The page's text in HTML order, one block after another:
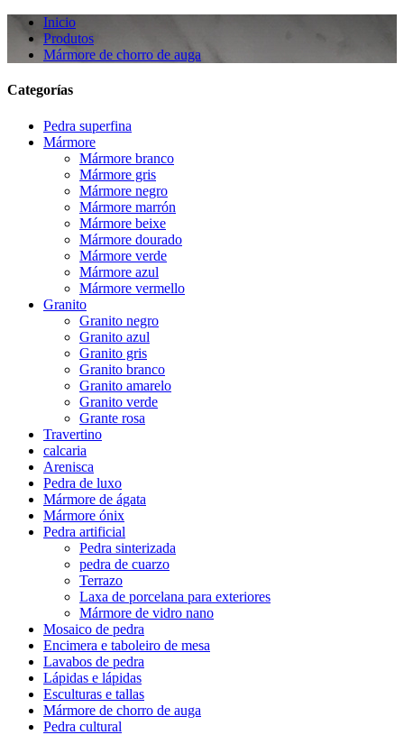
Inicio
Produtos
Mármore de chorro de auga
Categorías
Pedra superfina
Mármore
Mármore branco
Mármore gris
Mármore negro
Mármore marrón
Mármore beixe
Mármore dourado
Mármore verde
Mármore azul
Mármore vermello
Granito
Granito negro
Granito azul
Granito gris
Granito branco
Granito amarelo
Granito verde
Grante rosa
Travertino
calcaria
Arenisca
Pedra de luxo
Mármore de ágata
Mármore ónix
Pedra artificial
Pedra sinterizada
pedra de cuarzo
Terrazo
Laxa de porcelana para exteriores
Mármore de vidro nano
Mosaico de pedra
Encimera e taboleiro de mesa
Lavabos de pedra
Lápidas e lápidas
Esculturas e tallas
Mármore de chorro de auga
Pedra cultural